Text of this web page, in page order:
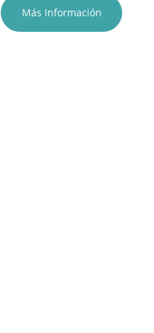
Más Información